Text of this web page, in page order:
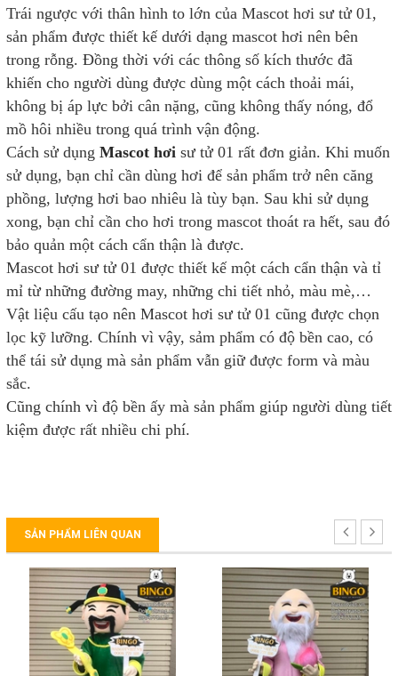
Trái ngược với thân hình to lớn của Mascot hơi sư tử 01,
sản phẩm được thiết kế dưới dạng mascot hơi nên bên
trong rỗng. Đồng thời với các thông số kích thước đã
khiến cho người dùng được dùng một cách thoải mái,
không bị áp lực bởi cân nặng, cũng không thấy nóng, đổ
mồ hôi nhiều trong quá trình vận động.
Cách sử dụng Mascot hơi sư tử 01 rất đơn giản. Khi muốn
sử dụng, bạn chỉ cần dùng hơi để sản phẩm trở nên căng
phồng, lượng hơi bao nhiêu là tùy bạn. Sau khi sử dụng
xong, bạn chỉ cần cho hơi trong mascot thoát ra hết, sau đó
bảo quản một cách cẩn thận là được.
Mascot hơi sư tử 01 được thiết kế một cách cẩn thận và tỉ
mỉ từ những đường may, những chi tiết nhỏ, màu mè,…
Vật liệu cấu tạo nên Mascot hơi sư tử 01 cũng được chọn
lọc kỹ lưỡng. Chính vì vậy, sảm phẩm có độ bền cao, có
thể tái sử dụng mà sản phẩm vẫn giữ được form và màu
sắc.
Cũng chính vì độ bền ấy mà sản phẩm giúp người dùng tiết
kiệm được rất nhiều chi phí.
SẢN PHẨM LIÊN QUAN